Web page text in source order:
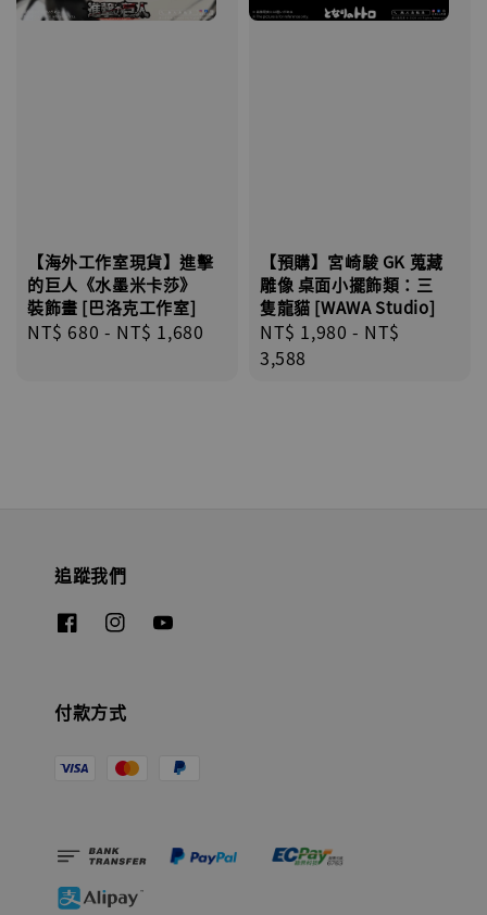
【海外工作室現貨】進擊
的巨人《水墨米卡莎》
裝飾畫 [巴洛克工作室]
Regular
NT$ 680 - NT$ 1,680
【預購】宮崎駿 GK 蒐藏
雕像 桌面小擺飾類：三
隻龍貓 [WAWA Studio]
Regular
price
NT$ 1,980 - NT$
3,588
追蹤我們
付款方式